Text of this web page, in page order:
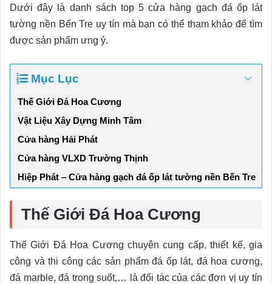
Dưới đây là danh sách top 5 cửa hàng gạch đá ốp lát
tường nền Bến Tre uy tín mà bạn có thể tham khảo để tìm
được sản phẩm ưng ý.
Mục Lục
Thế Giới Đá Hoa Cương
Vật Liệu Xây Dựng Minh Tâm
Cửa hàng Hải Phát
Cửa hàng VLXD Trường Thịnh
Hiệp Phát – Cửa hàng gạch đá ốp lát tường nền Bến Tre
Thế Giới Đá Hoa Cương
Thế Giới Đá Hoa Cương chuyên cung cấp, thiết kế, gia
công và thi công các sản phẩm đá ốp lát, đá hoa cương,
đá marble, đá trong suốt,… là đối tác của các đơn vị uy tín